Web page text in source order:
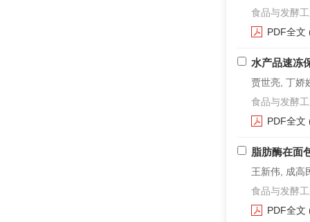
食品与发酵
PDF全文
水产品速冻
贾世亮, 丁娇
食品与发酵
PDF全文
脂肪酶在面
王新伟, 成高
食品与发酵
PDF全文